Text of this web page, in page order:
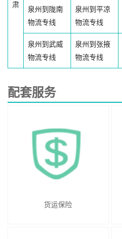
肃
泉州到陇南
物流专线
泉州到平凉
物流专线
泉州到武威
物流专线
泉州到张掖
物流专线
配套服务
货运保险